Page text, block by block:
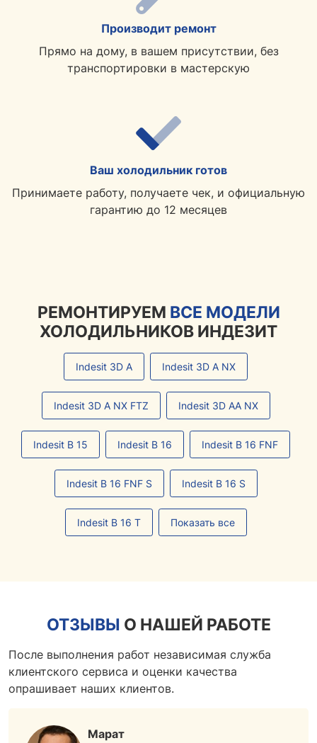
Производит ремонт
Прямо на дому, в вашем присутствии, без
транспортировки в мастерскую
Ваш холодильник готов
Принимаете работу, получаете чек, и официальную
гарантию до 12 месяцев
РЕМОНТИРУЕМ ВСЕ МОДЕЛИ
ХОЛОДИЛЬНИКОВ ИНДЕЗИТ
Indesit 3D A Indesit 3D A NX
Indesit 3D A NX FTZ Indesit 3D AA NX
Indesit B 15 Indesit B 16 Indesit B 16 FNF
Indesit B 16 FNF S Indesit B 16 S
Indesit B 16 T Показать все
ОТЗЫВЫ О НАШЕЙ РАБОТЕ
После выполнения работ независимая служба
клиентского сервиса и оценки качества
опрашивает наших клиентов.
Марат